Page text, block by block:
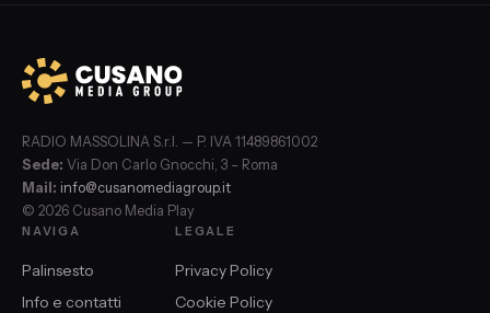
RADIO MASSOLINA S.r.l. — P. IVA 11489861002
Sede: Via Don Carlo Gnocchi, 3 – Roma
Mail: info@cusanomediagroup.it
© 2026 Cusano Media Play
NAVIGA
Palinsesto
Info e contatti
LEGALE
Privacy Policy
Cookie Policy